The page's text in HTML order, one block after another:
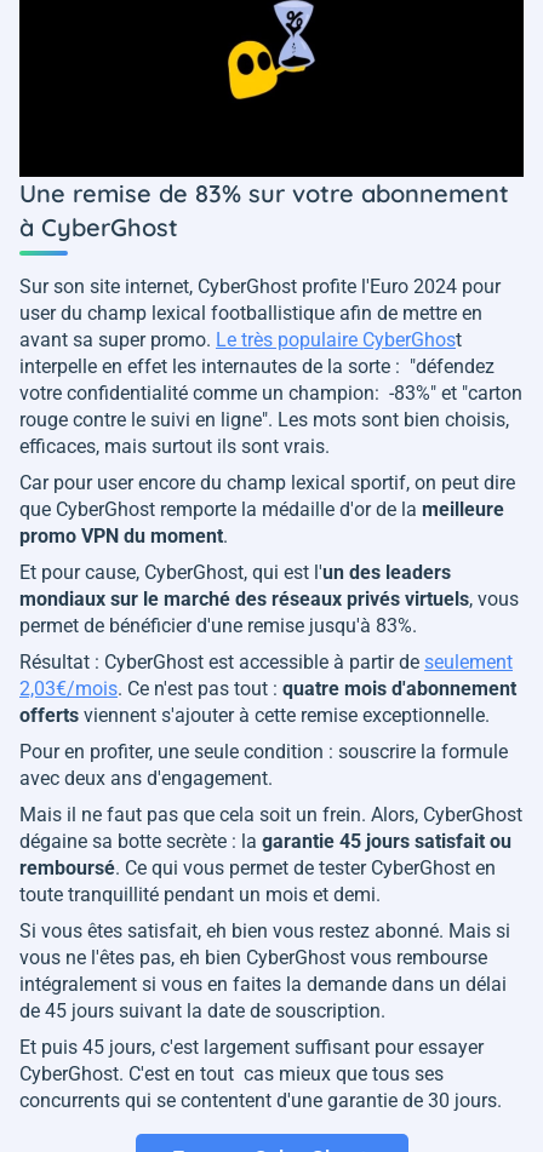
Une remise de 83% sur votre abonnement
à CyberGhost
Sur son site internet, CyberGhost profite l'Euro 2024 pour
user du champ lexical footballistique afin de mettre en
avant sa super promo. Le très populaire CyberGhost
interpelle en effet les internautes de la sorte : "défendez
votre confidentialité comme un champion: -83%" et "carton
rouge contre le suivi en ligne". Les mots sont bien choisis,
efficaces, mais surtout ils sont vrais.
Car pour user encore du champ lexical sportif, on peut dire
que CyberGhost remporte la médaille d'or de la meilleure
promo VPN du moment.
Et pour cause, CyberGhost, qui est l'un des leaders
mondiaux sur le marché des réseaux privés virtuels, vous
permet de bénéficier d'une remise jusqu'à 83%.
Résultat : CyberGhost est accessible à partir de seulement
2,03€/mois. Ce n'est pas tout : quatre mois d'abonnement
offerts viennent s'ajouter à cette remise exceptionnelle.
Pour en profiter, une seule condition : souscrire la formule
avec deux ans d'engagement.
Mais il ne faut pas que cela soit un frein. Alors, CyberGhost
dégaine sa botte secrète : la garantie 45 jours satisfait ou
remboursé. Ce qui vous permet de tester CyberGhost en
toute tranquillité pendant un mois et demi.
Si vous êtes satisfait, eh bien vous restez abonné. Mais si
vous ne l'êtes pas, eh bien CyberGhost vous rembourse
intégralement si vous en faites la demande dans un délai
de 45 jours suivant la date de souscription.
Et puis 45 jours, c'est largement suffisant pour essayer
CyberGhost. C'est en tout cas mieux que tous ses
concurrents qui se contentent d'une garantie de 30 jours.